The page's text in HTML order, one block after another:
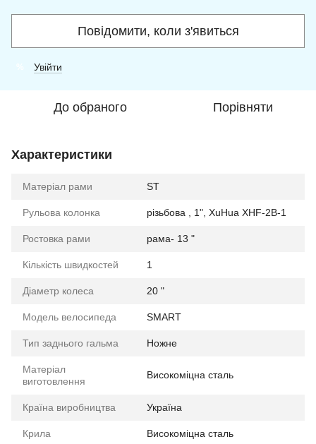
Повідомити, коли з'явиться
Увійти
До обраного Порівняти
Характеристики
Матеріал рами ST
Рульова колонка різьбова , 1", XuHua XHF-2B-1
Ростовка рами рама- 13 "
Кількість швидкостей 1
Діаметр колеса 20 "
Модель велосипеда SMART
Тип заднього гальма Ножне
Матеріал
виготовлення
Високоміцна сталь
Країна виробництва Україна
Крила Високоміцна сталь